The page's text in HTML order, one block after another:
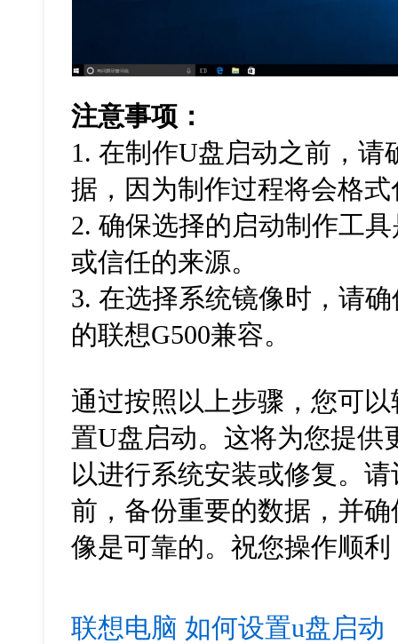
注意事项：
1. 在制作U盘启动之前，
据，因为制作过程将会格
2. 确保选择的启动制作工
或信任的来源。
3. 在选择系统镜像时，请
的联想G500兼容。
通过按照以上步骤，您可
置U盘启动。这将为您提供
以进行系统安装或修复。
前，备份重要的数据，并
像是可靠的。祝您操作顺利
联想电脑 如何设置u盘启动